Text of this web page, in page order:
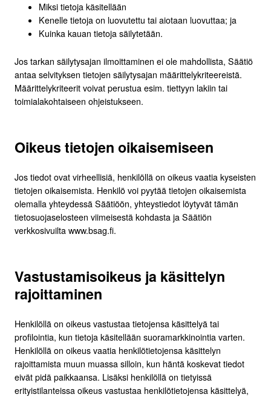
Miksi tietoja käsitellään
Kenelle tietoja on luovutettu tai aiotaan luovuttaa; ja
Kuinka kauan tietoja säilytetään.
Jos tarkan säilytysajan ilmoittaminen ei ole mahdollista, Säätiö
antaa selvityksen tietojen säilytysajan määrittelykriteereistä.
Määrittelykriteerit voivat perustua esim. tiettyyn lakiin tai
toimialakohtaiseen ohjeistukseen.
Oikeus tietojen oikaisemiseen
Jos tiedot ovat virheellisiä, henkilöllä on oikeus vaatia kyseisten
tietojen oikaisemista. Henkilö voi pyytää tietojen oikaisemista
olemalla yhteydessä Säätiöön, yhteystiedot löytyvät tämän
tietosuojaselosteen viimeisestä kohdasta ja Säätiön
verkkosivuilta www.bsag.fi.
Vastustamisoikeus ja käsittelyn
rajoittaminen
Henkilöllä on oikeus vastustaa tietojensa käsittelyä tai
profilointia, kun tietoja käsitellään suoramarkkinointia varten.
Henkilöllä on oikeus vaatia henkilötietojensa käsittelyn
rajoittamista muun muassa silloin, kun häntä koskevat tiedot
eivät pidä paikkaansa. Lisäksi henkilöllä on tietyissä
erityistilanteissa oikeus vastustaa henkilötietojensa käsittelyä,